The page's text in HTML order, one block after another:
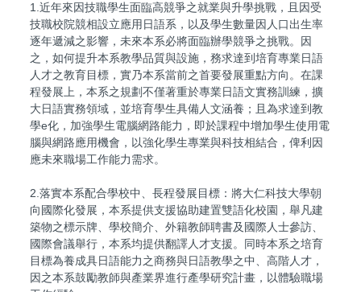
1.近年來因技職學生面臨高競爭之就業與升學挑戰，且因受
技職校院競相設立應用日語系，以及學生數量因人口出生率
逐年遞減之影響，未來本系必將面臨辦學競爭之挑戰。因
之，如何提升本系教學品質與設施，務求達到培育專業日語
人才之教育目標，實乃本系當前之首要發展重點方向。在課
程發展上，本系之規劃不僅著重於專業日語文實務訓練，擴
大日語實務領域，並培育學生具備人文涵養；且為求達到教
學e化，加強學生電腦網路能力，即於課程中增加學生使用電
腦與網路應用機會，以強化學生專業與科技相結合，俾利因
應未來職場工作能力需求。
2.落實本系配合學校中、長程發展目標：將大仁科技大學朝
向國際化發展，本系提供支援協助建置雙語化校園，舉凡建
築物之標示牌、學校簡介、外籍教師聘書及國際人士參訪、
國際會議舉行，本系均提供翻譯人才支援。同時本系之培育
目標為養成具日語能力之商務與日語教學之中、高階人才，
因之本系鼓勵教師與產業界進行產學研究計畫，以體驗職場